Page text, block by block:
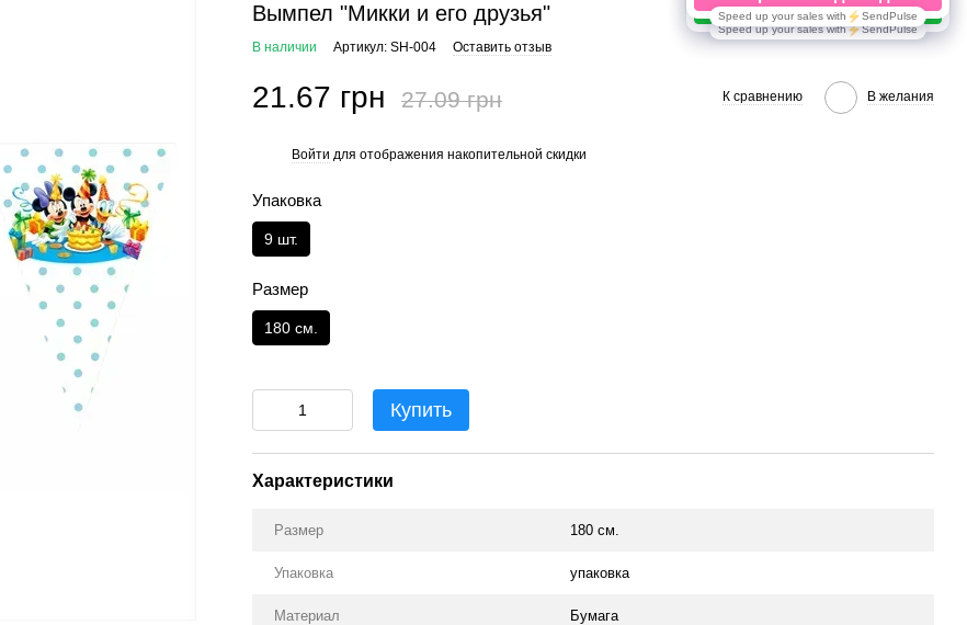
Вымпел "Микки и его друзья"
В наличии Артикул: SH-004 Оставить отзыв
21.67 грн 27.09 грн К сравнению В желания
Войти для отображения накопительной скидки
Упаковка
9 шт.
Размер
180 см.
Купить
Характеристики
Размер 180 см.
Упаковка упаковка
Материал Бумага